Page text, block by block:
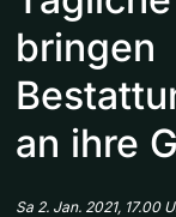
bringen
an ihre
Sa 2. Jan. 2021, 17.00